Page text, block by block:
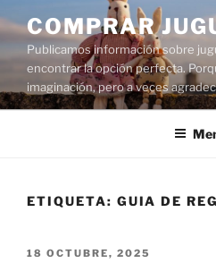
al
contenido
COMPRAR
Publicamos información sobre
encontrar la opción perfecta.
imaginación, pero a veces
ETIQUETA: GUIA DE
PUBLICADO
18 OCTUBRE, 2025